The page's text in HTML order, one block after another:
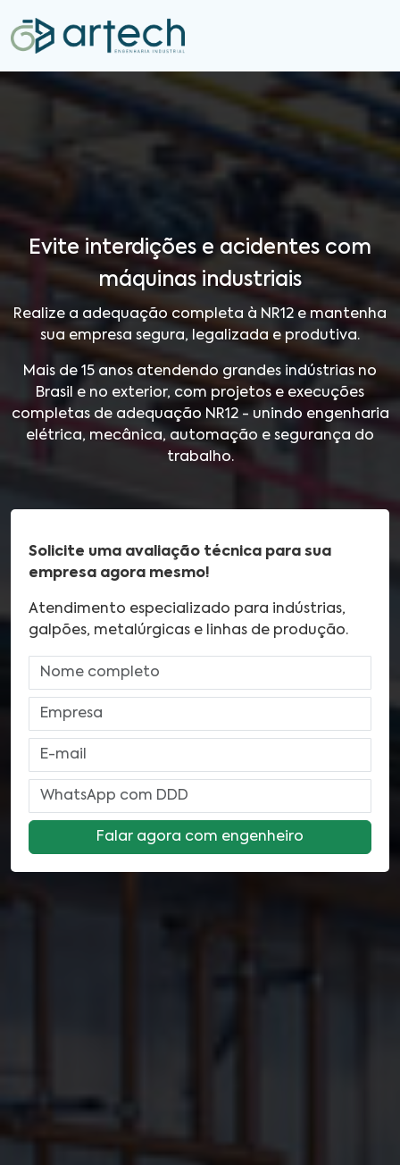
Evite interdições e acidentes com
máquinas industriais
Realize a adequação completa à NR12 e mantenha
sua empresa segura, legalizada e produtiva.
Mais de 15 anos atendendo grandes indústrias no
Brasil e no exterior, com projetos e execuções
completas de adequação NR12 - unindo engenharia
elétrica, mecânica, automação e segurança do
trabalho.
Solicite uma avaliação técnica para sua
empresa agora mesmo!
Atendimento especializado para indústrias,
galpões, metalúrgicas e linhas de produção.
Falar agora com engenheiro